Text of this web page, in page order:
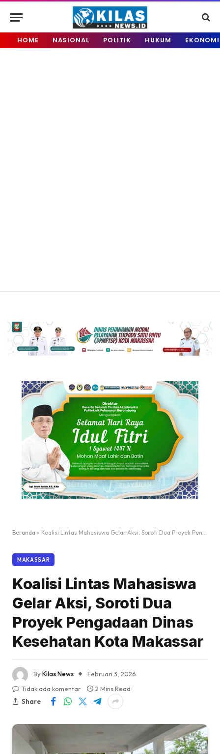
HOME NASIONAL POLITIK HUKUM EKONOMI
Beranda » Koalisi Lintas Mahasiswa Gelar Aksi, Soroti Dua Proyek Pengadaan Dinas Kesehatan Kota Makassar
MAKASSAR
Koalisi Lintas Mahasiswa
Gelar Aksi, Soroti Dua
Proyek Pengadaan Dinas
Kesehatan Kota Makassar
ByKilas News
Februari 3, 2026
Tidak ada komentar
2 Mins Read
Share